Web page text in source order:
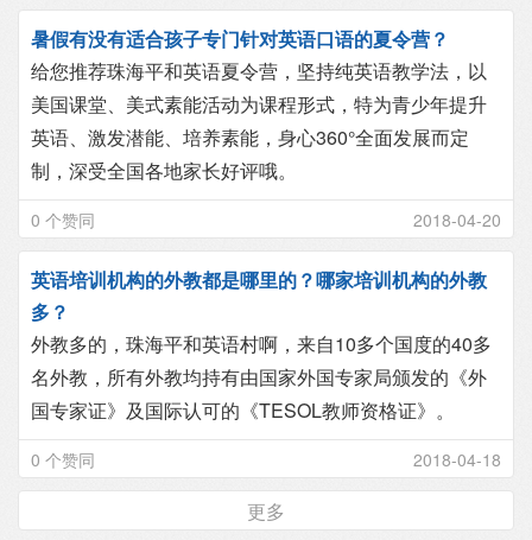
暑假有没有适合孩子专门针对英语口语的夏令营？
给您推荐珠海平和英语夏令营，坚持纯英语教学法，以
美国课堂、美式素能活动为课程形式，特为青少年提升
英语、激发潜能、培养素能，身心360°全面发展而定
制，深受全国各地家长好评哦。
0 个赞同 2018-04-20
英语培训机构的外教都是哪里的？哪家培训机构的外教
多？
外教多的，珠海平和英语村啊，来自10多个国度的40多
名外教，所有外教均持有由国家外国专家局颁发的《外
国专家证》及国际认可的《TESOL教师资格证》。
0 个赞同 2018-04-18
更多